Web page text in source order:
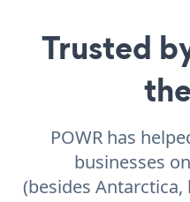
Trusted
POWR has
businesses
(besides